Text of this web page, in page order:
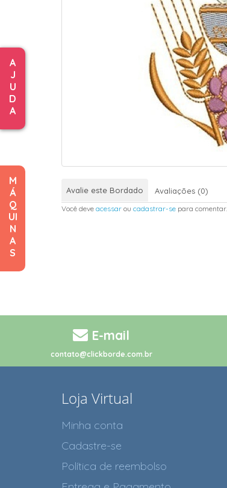
A
J
U
D
A
M
Á
Q
UI
N
A
S
Avalie este Bordado Avaliações (0)
Você deve acessar ou cadastrar-se para comentar.
E-mail
contato@clickborde.com.br
Loja Virtual
Minha conta
Cadastre-se
Política de reembolso